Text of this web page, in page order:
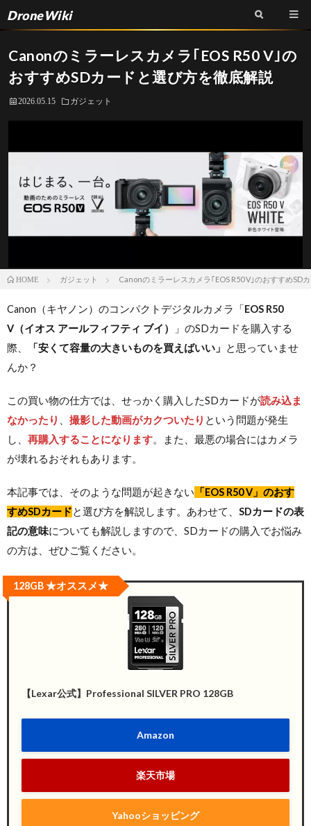
DroneWiki
Canonのミラーレスカメラ｢EOS R50 V｣の
おすすめSDカードと選び方を徹底解説
2026.05.15 ガジェット
HOME ガジェット Canonのミラーレスカメラ｢EOS R50 V｣のおすすめSD
Canon（キヤノン）のコンパクトデジタルカメラ「EOS R50
V（イオス アールフィフティ ブイ）
」のSDカードを購入する
際、
「安くて容量の大きいものを買えばいい」 と思っていませ
んか？
この買い物の仕方では、せっかく購入したSDカードが読み込ま
なかったり
撮影した動画がカクついたり という問題が発生
し、 再購入することになります。また、最悪の場合にはカメラ
が壊れるおそれもあります。
本記事では、そのような問題が起きない 「EOS R50 V 」のおす
すめSDカードと選び方を解説します。あわせて、 SDカードの表
記の意味についても解説しますので、SDカードの購入でお悩み
の方は、ぜひご覧ください。
【Lexar公式】Professional SILVER PRO 128GB
Amazon
楽天市場
Yahooショッピング
128GB ★オススメ★